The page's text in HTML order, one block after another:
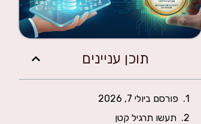
תוכן עניינים
פורסם ביולי 7, 2026
תעשו תרגיל קטן